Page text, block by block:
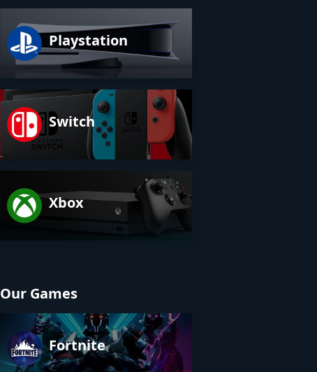
Our Games
Fortnite
Playstation
Switch
Xbox